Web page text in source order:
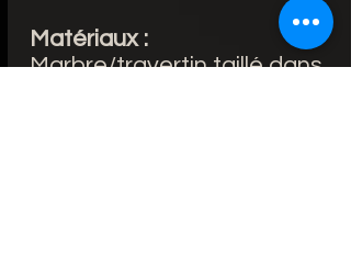
Matériaux :
Marbre/travertin taillé dans